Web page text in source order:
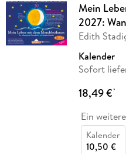
Mein
2027:
Edith
Kalender
Sofort
18,49 €*
Ein
Kalender
10,50 €